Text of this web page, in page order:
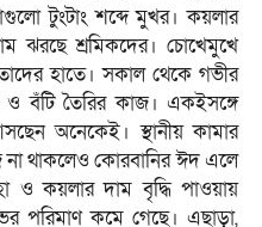
টুংটাং শব্দে মুখর। কয়লার
ঝরছে শ্রমিকদের। চোখেমুখে
হাতে। সকাল থেকে গভীর
ও বঁটি তৈরির কাজ। একইসঙ্গে
অনেকেই। স্থানীয় কামার
থাকলেও কোরবানির ঈদ এলে
ও কয়লার দাম বৃদ্ধি পাওয়ায়
পরিমাণ কমে গেছে। এছাড়া,